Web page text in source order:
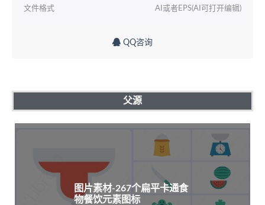
文件格式 AI或者EPS(AI可打开编辑)
QQ咨询
父源
图片素材-267个扁平卡通食
物餐饮元素图标